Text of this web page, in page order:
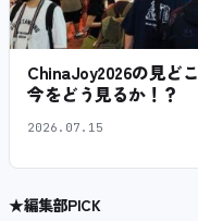
ChinaJoy2026の見ど
今をどう見るか！？
2026.07.15
★編集部PICK